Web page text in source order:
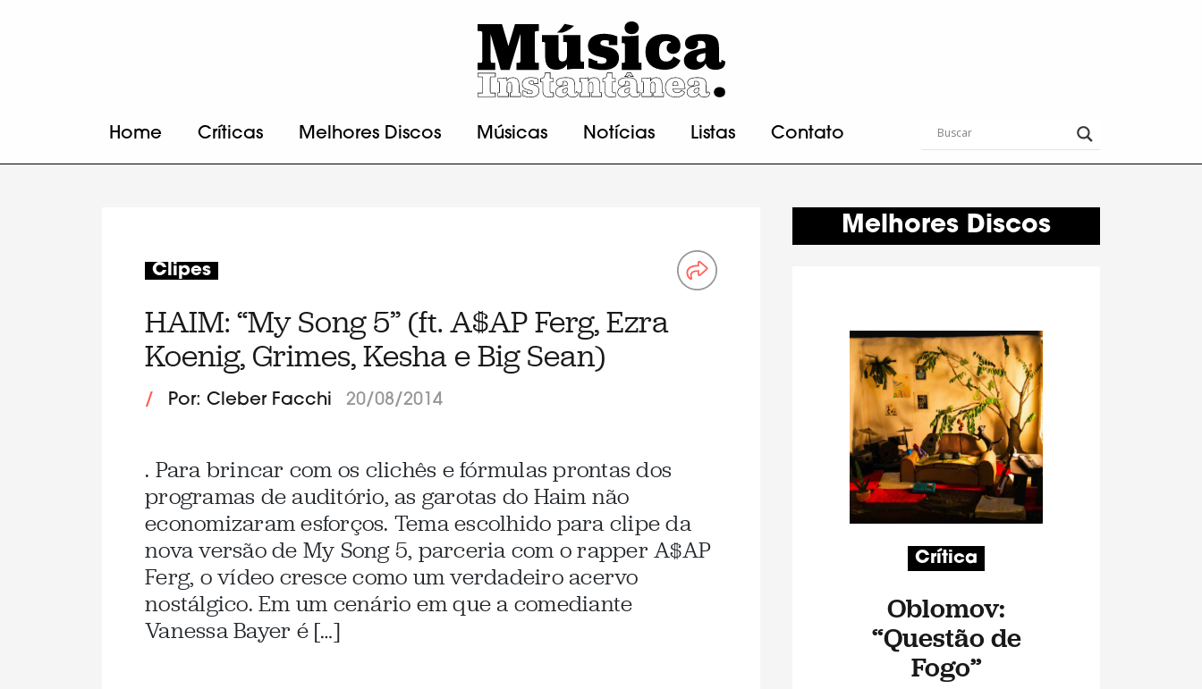
Home Críticas Melhores Discos Músicas Notícias Listas Contato
Clipes
HAIM: “My Song 5” (ft. A$AP Ferg, Ezra
Koenig, Grimes, Kesha e Big Sean)
/ Por: Cleber Facchi 20/08/2014
. Para brincar com os clichês e fórmulas prontas dos
programas de auditório, as garotas do Haim não
economizaram esforços. Tema escolhido para clipe da
nova versão de My Song 5, parceria com o rapper A$AP
Ferg, o vídeo cresce como um verdadeiro acervo
nostálgico. Em um cenário em que a comediante
Vanessa Bayer é […]
Melhores Discos
Crítica
Oblomov:
“Questão de
Fogo”